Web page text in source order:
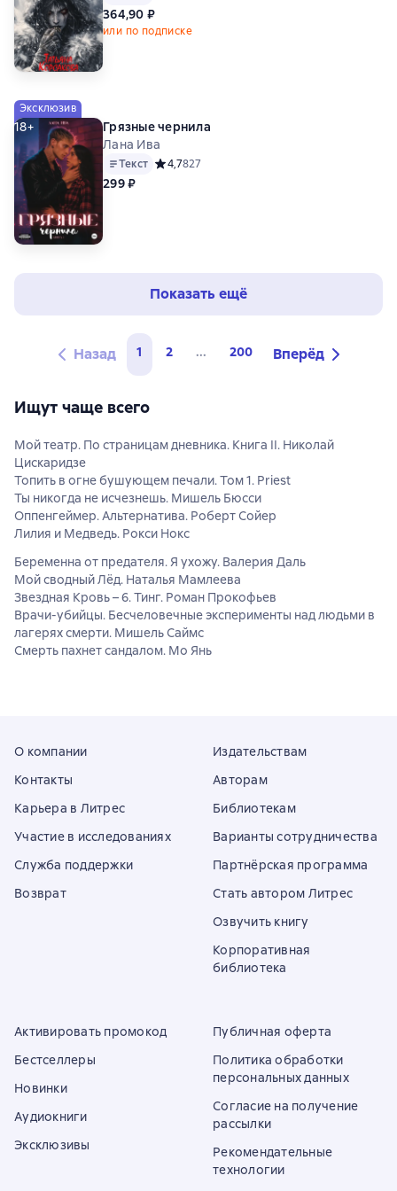
364,90 ₽
или по подписке
Эксклюзив
18+
Грязные чернила
Лана Ива
Текст Средний рейтинг 4,7 на основе 827 оценок
4,7827
299 ₽
Показать ещё
Назад 1 2 ... 200 Вперёд
Ищут чаще всего
Мой театр. По страницам дневника. Книга II. Николай
Цискаридзе
Топить в огне бушующем печали. Том 1. Priest
Ты никогда не исчезнешь. Мишель Бюсси
Оппенгеймер. Альтернатива. Роберт Сойер
Лилия и Медведь. Рокси Нокс
Беременна от предателя. Я ухожу. Валерия Даль
Мой сводный Лёд. Наталья Мамлеева
Звездная Кровь – 6. Тинг. Роман Прокофьев
Врачи-убийцы. Бесчеловечные эксперименты над людьми в
лагерях смерти. Мишель Саймс
Смерть пахнет сандалом. Мо Янь
О компании
Контакты
Карьера в Литрес
Участие в исследованиях
Служба поддержки
Возврат
Издательствам
Авторам
Библиотекам
Варианты сотрудничества
Партнёрская программа
Стать автором Литрес
Озвучить книгу
Корпоративная
библиотека
Активировать промокод
Бестселлеры
Новинки
Аудиокниги
Эксклюзивы
Публичная оферта
Политика обработки
персональных данных
Согласие на получение
рассылки
Рекомендательные
технологии